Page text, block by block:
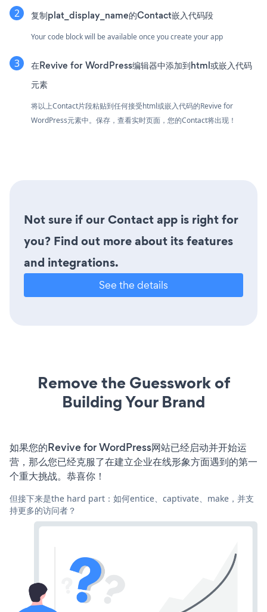
复制plat_display_name的Contact嵌入代码段
Your code block will be available once you create your app
在Revive for WordPress编辑器中添加到html或嵌入代码
元素
将以上Contact片段粘贴到任何接受html或嵌入代码的Revive for
WordPress元素中。保存，查看实时页面，您的Contact将出现！
Not sure if our Contact app is right for
you? Find out more about its features
and integrations.
See the details
Remove the Guesswork of
Building Your Brand
如果您的Revive for WordPress网站已经启动并开始运
营，那么您已经克服了在建立企业在线形象方面遇到的第一
个重大挑战。恭喜你！
但接下来是the hard part：如何entice、captivate、make，并支
持更多的访问者？